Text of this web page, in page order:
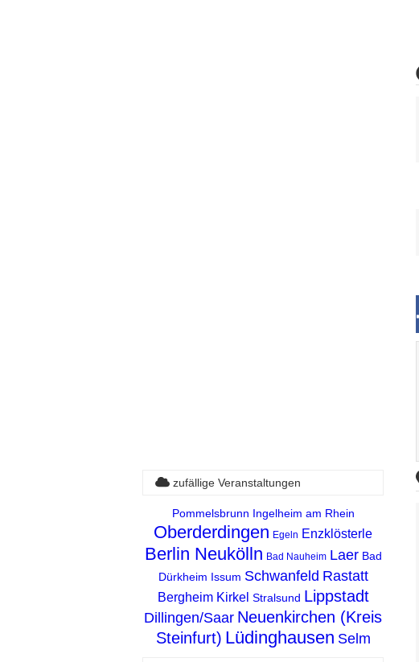
zufällige Veranstaltungen
Pommelsbrunn Ingelheim am Rhein
Oberderdingen Egeln Enzklösterle
Berlin Neukölln Bad Nauheim Laer Bad
Dürkheim Issum Schwanfeld Rastatt
Bergheim Kirkel Stralsund Lippstadt
Dillingen/Saar Neuenkirchen (Kreis
Steinfurt) Lüdinghausen Selm